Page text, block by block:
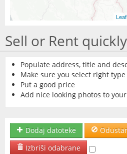
Sell or Rent quickly
Populate address, title and
Make sure you select right
Put a good price
Add nice looking photos to
Dodaj datoteke
Izbriši odabrane